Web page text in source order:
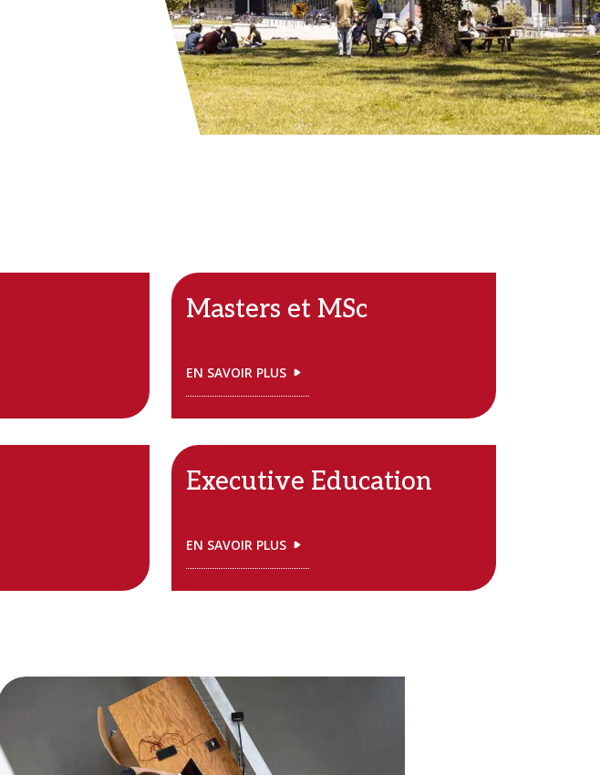
Masters et MSc
EN SAVOIR PLUS
Executive Education
EN SAVOIR PLUS
Image